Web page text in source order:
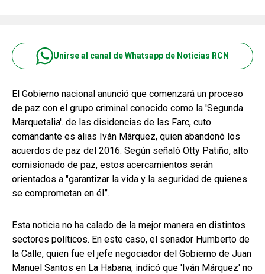
Unirse al canal de Whatsapp de Noticias RCN
El Gobierno nacional anunció que comenzará un proceso
de paz con el grupo criminal conocido como la 'Segunda
Marquetalia'. de las disidencias de las Farc, cuto
comandante es alias Iván Márquez, quien abandonó los
acuerdos de paz del 2016. Según señaló Otty Patiño, alto
comisionado de paz, estos acercamientos serán
orientados a "garantizar la vida y la seguridad de quienes
se comprometan en él”.
Esta noticia no ha calado de la mejor manera en distintos
sectores políticos. En este caso, el senador Humberto de
la Calle, quien fue el jefe negociador del Gobierno de Juan
Manuel Santos en La Habana, indicó que 'Iván Márquez' no